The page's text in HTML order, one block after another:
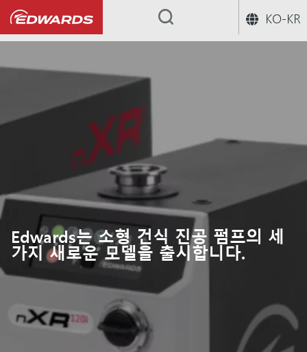
KO-KR
...
Edwards는 소형 건식 진공 펌프의 세
가지 새로운 모델을 출시합니다.